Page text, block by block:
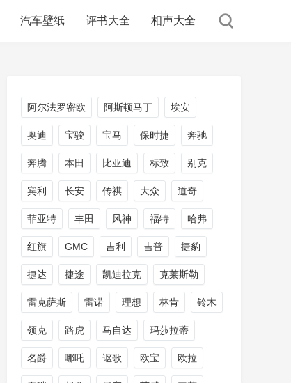
汽车壁纸 评书大全 相声大全
阿尔法罗密欧 阿斯顿马丁 埃安
奥迪 宝骏 宝马 保时捷 奔驰
奔腾 本田 比亚迪 标致 别克
宾利 长安 传祺 大众 道奇
菲亚特 丰田 风神 福特 哈弗
红旗 GMC 吉利 吉普 捷豹
捷达 捷途 凯迪拉克 克莱斯勒
雷克萨斯 雷诺 理想 林肯 铃木
领克 路虎 马自达 玛莎拉蒂
名爵 哪吒 讴歌 欧宝 欧拉